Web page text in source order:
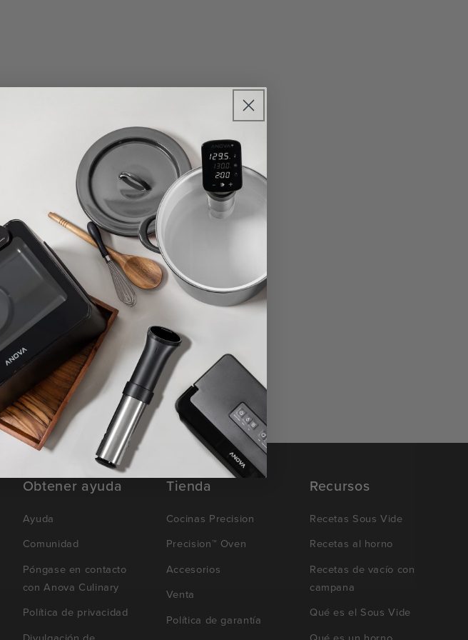
Obtener ayuda
Ayuda
Comunidad
Póngase en contacto
con Anova Culinary
Política de privacidad
Tienda
Cocinas Precision
Precision™ Oven
Accesorios
Venta
Política de garantía
Recursos
Recetas Sous Vide
Recetas al horno
Recetas de vacío con
campana
Qué es el Sous Vide